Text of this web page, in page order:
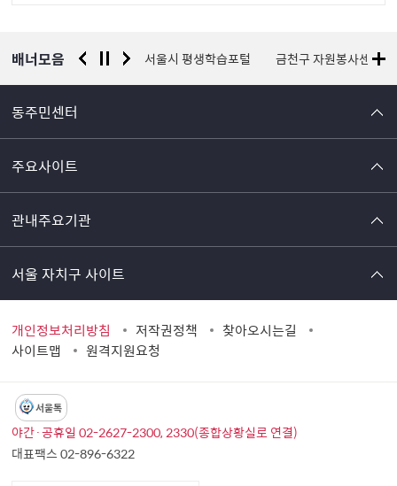
배너모음
경찰청 유실물 통합포털 서울시 평생학습포털 금천구 자원봉사센터
동주민센터
주요사이트
관내주요기관
서울 자치구 사이트
개인정보처리방침 저작권정책
찾아오시는길
사이트맵
원격지원요청
서울톡
야간·공휴일 02-2627-2300, 2330(종합상황실로 연결)
대표팩스 02-896-6322